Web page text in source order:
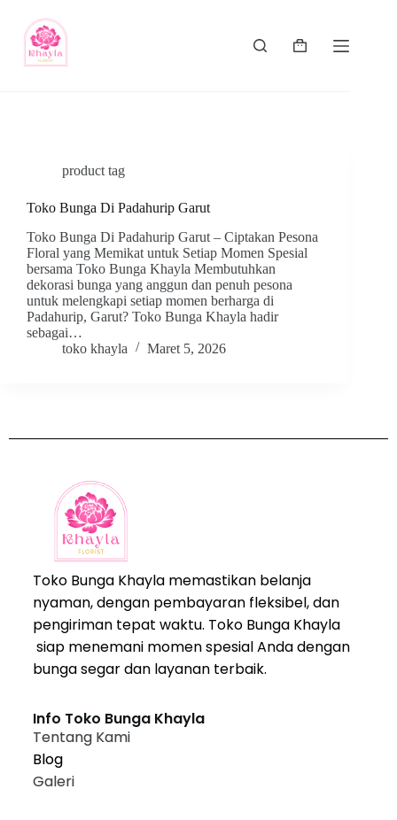
product tag
Toko Bunga Di Padahurip Garut
Toko Bunga Di Padahurip Garut – Ciptakan Pesona
Floral yang Memikat untuk Setiap Momen Spesial
bersama Toko Bunga Khayla Membutuhkan
dekorasi bunga yang anggun dan penuh pesona
untuk melengkapi setiap momen berharga di
Padahurip, Garut? Toko Bunga Khayla hadir
sebagai…
toko khayla
Maret 5, 2026
Toko Bunga Khayla memastikan belanja
nyaman, dengan pembayaran fleksibel, dan
pengiriman tepat waktu. Toko Bunga Khayla
siap menemani momen spesial Anda dengan
bunga segar dan layanan terbaik.
Info Toko Bunga Khayla
Tentang Kami
Blog
Galeri